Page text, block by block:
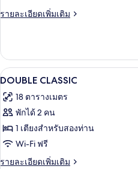
วิว
หย่อม
รายละเอียดเพิ่มเติม
ราย
เกี่ยว
กับ
ห้อง
วิว
สวน
เปิด
ภาพถ่าย
ทั้งหมด
ของ
DOUBLE
CLASSIC
4
DOUBLE CLASSIC
18 ตารางเมตร
พักได้ 2 คน
1 เตียงสำหรับสองท่าน
Wi-Fi ฟรี
รายละเอียดเพิ่มเติม
ราย